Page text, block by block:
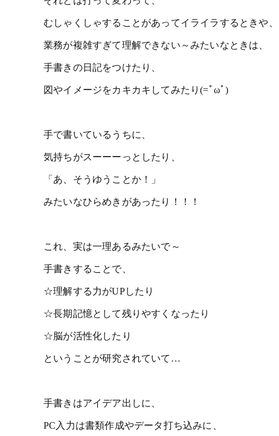
むしゃくしゃすることがあってイライラするときや、
業務が複雑すぎて理解できない～みたいなときは、
手書きの日記をつけたり、
図やイメージをカキカキしてみたり(=ﾟωﾟ)
手で書いているうちに、
気持ちがスーーーっとしたり、
「あ、そうゆうことか！」
みたいなひらめきがあったり！！！
これ、実は一理あるみたいで～
手書きすることで、
☆理解する力がUPしたり
☆長期記憶として残りやすくなったり
☆脳が活性化したり
ということが研究されていて…
手書きはアイデア出しに、
PC入力は書類作成やデータ打ち込みに、